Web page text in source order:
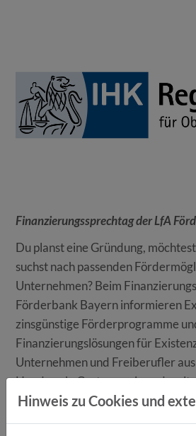
Finanzierungssprechtag der LfA
Du planst eine Gründung,
suchst nach passenden
Unternehmen? Beim
Förderbank Bayern informieren
zinsgünstige Förderprogramme
Finanzierungslösungen für
Unternehmen und Freiberufler
Handwerk, Gastronomie und
Im Fokus stehen unter anderem
den Bereichen:
Hinweis zu Cookies und